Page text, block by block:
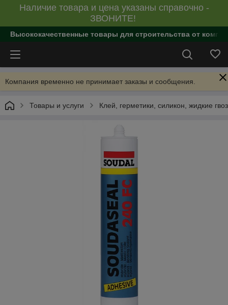
Наличие товара и цена указаны справочно -
ЗВОНИТЕ!
Высококачественные товары для строительства от
Компания временно не принимает заказы и сообщения.
Товары и услуги Клей, герметики, силикон, жидкие